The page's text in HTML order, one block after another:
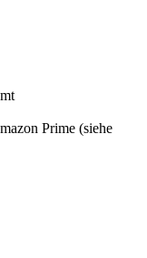
Prime (siehe